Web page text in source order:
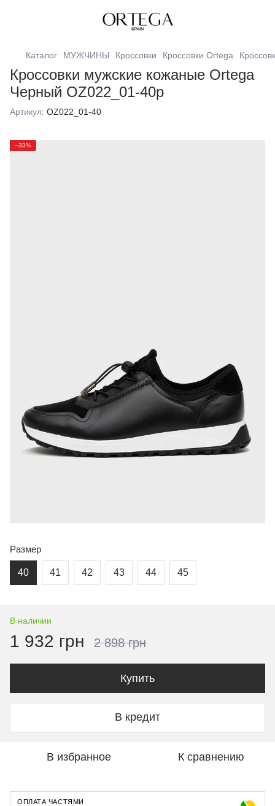
Каталог МУЖЧИНЫ Кроссовки Кроссовки Ortega
Кроссовки мужские кожаные Ortega
Черный OZ022_01-40р
Артикул: OZ022_01-40
−33%
Размер
40 41 42 43 44 45
В наличии
1 932 грн 2 898 грн
Купить
В кредит
В избранное К сравнению
ОПЛАТА ЧАСТЯМИ